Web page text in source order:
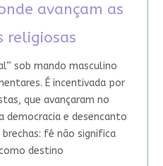
avançam as
religiosas
sob mando masculino
É incentivada por
que avançaram no
democracia e desencanto
fé não significa
destino